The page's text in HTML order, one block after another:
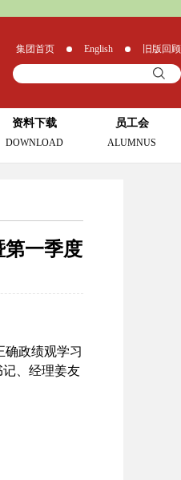
集团首页 English 旧版回顾
资料下载
DOWNLOAD
员工会
ALUMNUS
第一季度
确政绩观学习
、经理姜友